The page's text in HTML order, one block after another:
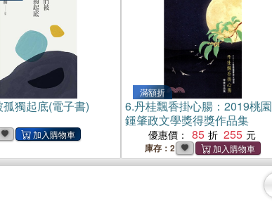
獨起底(電子書)
滿額折
6.丹桂飄香掛心腸：2019桃園
鍾肇政文學獎得獎作品集
優惠價： 85 255
庫存：2